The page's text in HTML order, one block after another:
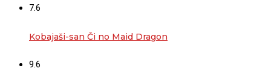
7.6
Kobajaši-san Či no Maid Dragon
9.6